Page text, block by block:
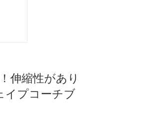
伸縮性があり
イプコーチブ